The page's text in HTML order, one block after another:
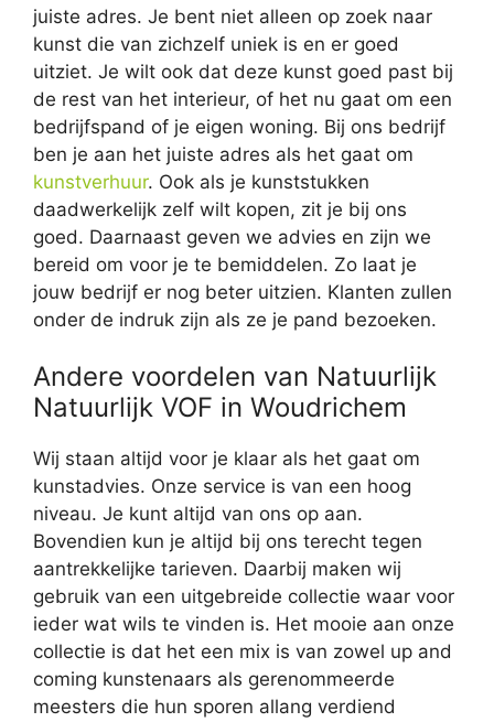
juiste adres. Je bent niet alleen op zoek naar
kunst die van zichzelf uniek is en er goed
uitziet. Je wilt ook dat deze kunst goed past bij
de rest van het interieur, of het nu gaat om een
bedrijfspand of je eigen woning. Bij ons bedrijf
ben je aan het juiste adres als het gaat om
kunstverhuur. Ook als je kunststukken
daadwerkelijk zelf wilt kopen, zit je bij ons
goed. Daarnaast geven we advies en zijn we
bereid om voor je te bemiddelen. Zo laat je
jouw bedrijf er nog beter uitzien. Klanten zullen
onder de indruk zijn als ze je pand bezoeken.
Andere voordelen van Natuurlijk
Natuurlijk VOF in Woudrichem
Wij staan altijd voor je klaar als het gaat om
kunstadvies. Onze service is van een hoog
niveau. Je kunt altijd van ons op aan.
Bovendien kun je altijd bij ons terecht tegen
aantrekkelijke tarieven. Daarbij maken wij
gebruik van een uitgebreide collectie waar voor
ieder wat wils te vinden is. Het mooie aan onze
collectie is dat het een mix is van zowel up and
coming kunstenaars als gerenommeerde
meesters die hun sporen allang verdiend